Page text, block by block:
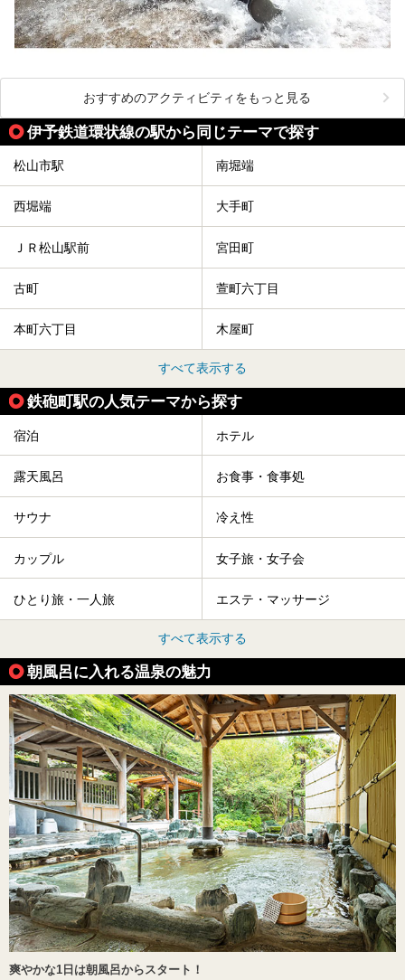
おすすめのアクティビティをもっと見る
伊予鉄道環状線の駅から同じテーマで探す
松山市駅 南堀端
西堀端 大手町
ＪＲ松山駅前 宮田町
古町 萱町六丁目
本町六丁目 木屋町
すべて表示する
鉄砲町駅の人気テーマから探す
宿泊 ホテル
露天風呂 お食事・食事処
サウナ 冷え性
カップル 女子旅・女子会
ひとり旅・一人旅 エステ・マッサージ
すべて表示する
朝風呂に入れる温泉の魅力
爽やかな1日は朝風呂からスタート！